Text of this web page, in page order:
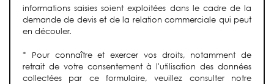
informations saisies soient exploitées dans le cadre de la
demande de devis et de la relation commerciale qui peut
en découler.
* Pour connaître et exercer vos droits, notamment de
retrait de votre consentement à l'utilisation des données
collectées par ce formulaire, veuillez consulter notre